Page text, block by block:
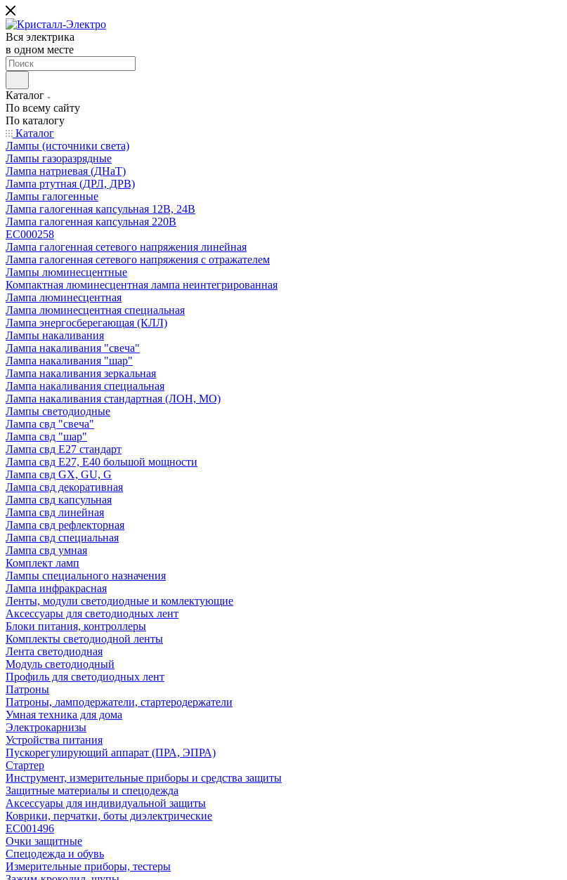
Вся электрика
в одном месте
Каталог
По всему сайту
По каталогу
Каталог
Лампы (источники света)
Лампы газоразрядные
Лампа натриевая (ДНаТ)
Лампа ртутная (ДРЛ, ДРВ)
Лампы галогенные
Лампа галогенная капсульная 12В, 24В
Лампа галогенная капсульная 220В
EC000258
Лампа галогенная сетевого напряжения линейная
Лампа галогенная сетевого напряжения с отражателем
Лампы люминесцентные
Компактная люминесцентная лампа неинтегрированная
Лампа люминесцентная
Лампа люминесцентная специальная
Лампа энергосберегающая (КЛЛ)
Лампы накаливания
Лампа накаливания "свеча"
Лампа накаливания "шар"
Лампа накаливания зеркальная
Лампа накаливания специальная
Лампа накаливания стандартная (ЛОН, МО)
Лампы светодиодные
Лампа свд "свеча"
Лампа свд "шар"
Лампа свд E27 стандарт
Лампа свд E27, Е40 большой мощности
Лампа свд GX, GU, G
Лампа свд декоративная
Лампа свд капсульная
Лампа свд линейная
Лампа свд рефлекторная
Лампа свд специальная
Лампа свд умная
Комплект ламп
Лампы специального назначения
Лампа инфракрасная
Ленты, модули светодиодные и комлектующие
Аксессуары для светодиодных лент
Блоки питания, контроллеры
Комплекты светодиодной ленты
Лента светодиодная
Модуль светодиодный
Профиль для светодиодных лент
Патроны
Патроны, ламподержатели, стартеродержатели
Умная техника для дома
Электрокарнизы
Устройства питания
Пускорегулирующий аппарат (ПРА, ЭПРА)
Стартер
Инструмент, измерительные приборы и средства защиты
Защитные материалы и спецодежда
Аксессуары для индивидуальной защиты
Коврики, перчатки, боты диэлектрические
EC001496
Очки защитные
Спецодежда и обувь
Измерительные приборы, тестеры